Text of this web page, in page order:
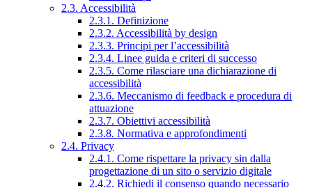
2.3. Accessibilità
2.3.1. Definizione
2.3.2. Accessibilità by design
2.3.3. Principi per l’accessibilità
2.3.4. Linee guida e criteri di successo
2.3.5. Come rilasciare una dichiarazione di
accessibilità
2.3.6. Meccanismo di feedback e procedura di
attuazione
2.3.7. Obiettivi accessibilità
2.3.8. Normativa e approfondimenti
2.4. Privacy
2.4.1. Come rispettare la privacy sin dalla
progettazione di un sito o servizio digitale
2.4.2. Richiedi il consenso quando necessario